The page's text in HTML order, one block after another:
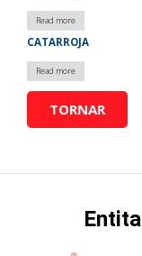
Read more
Catarroja
CATARROJA
Read more
Catarroja
TORNAR